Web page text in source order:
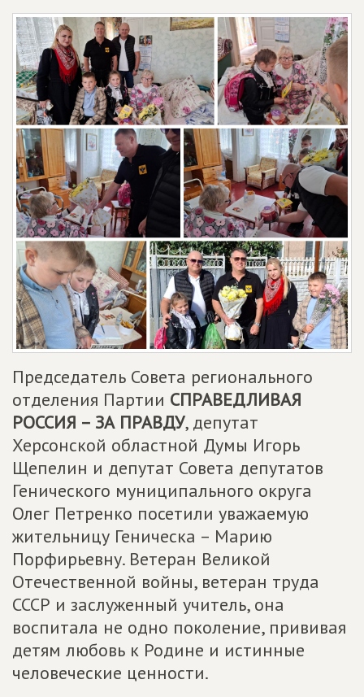
Председатель Совета регионального
отделения Партии СПРАВЕДЛИВАЯ
РОССИЯ – ЗА ПРАВДУ, депутат
Херсонской областной Думы Игорь
Щепелин и депутат Совета депутатов
Генического муниципального округа
Олег Петренко посетили уважаемую
жительницу Геническа – Марию
Порфирьевну. Ветеран Великой
Отечественной войны, ветеран труда
СССР и заслуженный учитель, она
воспитала не одно поколение, прививая
детям любовь к Родине и истинные
человеческие ценности.